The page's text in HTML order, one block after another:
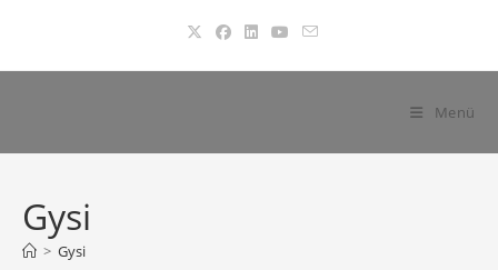
springen
Menü
Gysi
> Gysi